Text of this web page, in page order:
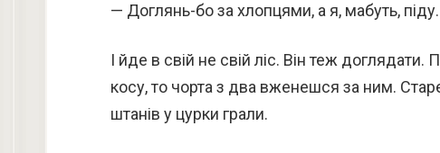
— Доглянь-бо за хлопцями, а я, мабуть, піду.
І йде в свій не свій ліс. Він теж
косу, то чорта з два вженешся за ним.
штанів у цурки грали.